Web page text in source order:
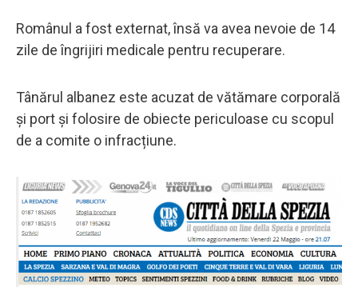
Românul a fost externat, însă va avea nevoie de 14
zile de îngrijiri medicale pentru recuperare.
Tânărul albanez este acuzat de vătămare corporală
și port și folosire de obiecte periculoase cu scopul
de a comite o infracțiune.